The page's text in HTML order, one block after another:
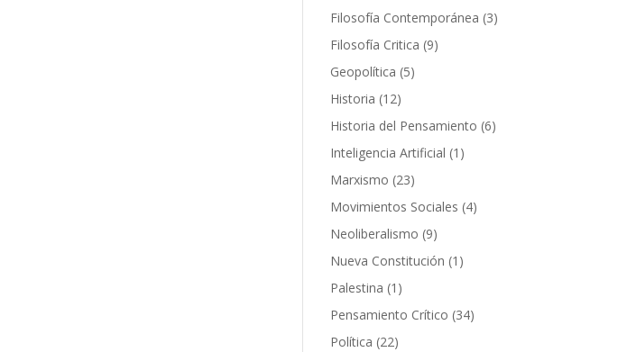
producto
Filosofía Contemporánea 33
Filosofía Critica 99
Geopolítica 55
Historia 1212
productos
Historia del Pensamiento 66
Inteligencia Artificial 1 1
Marxismo 2323
productos
Movimientos Sociales 44
Neoliberalismo 99
productos
Nueva Constitución 1 1
Palestina 1 1
producto
Pensamiento Crítico 3434
Política 2222